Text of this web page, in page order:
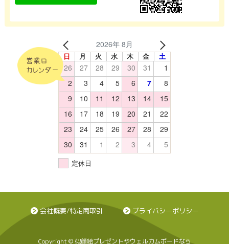
営業日
カレンダー
2026年 8月
日 月 火 水 木 金 土
26 27 28 29 30 31
1
2
3 4 5 6 7
8
9
10 11 12 13 14
15
16
17 18 19 20 21
22
23
24 25 26 27 28
29
30
31 1 2 3 4 5
定休日
会社概要/特定商取引 プライバシーポリシー
Copyright © 似顔絵プレゼントやウェルカムボードなら